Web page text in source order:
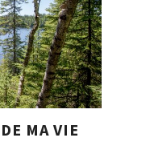
MA VIE